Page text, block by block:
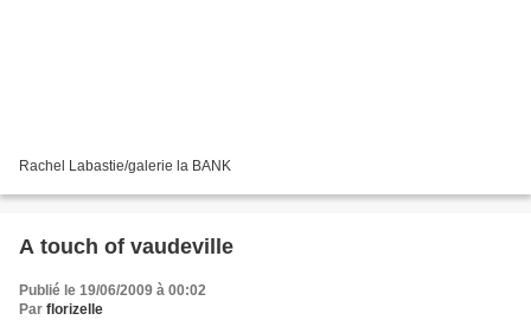
Rachel Labastie/galerie la BANK
A touch of vaudeville
Publié le 19/06/2009 à 00:02
Par florizelle